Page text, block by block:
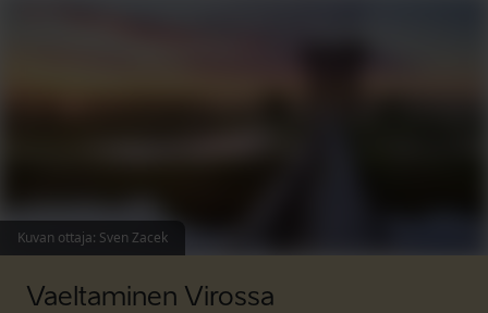
Kuvan ottaja: Sven Zacek
Vaeltaminen Virossa